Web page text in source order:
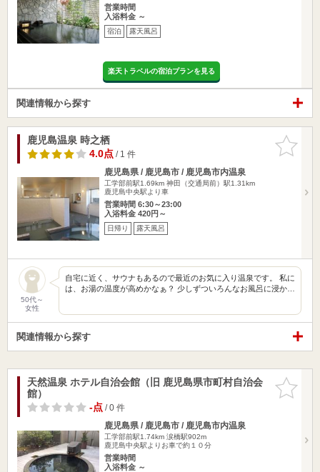
営業時間
入浴料金 ～
宿泊 露天風呂
楽天トラベルの宿泊プランを見る
関連情報から探す
お気に入
りに追加
鹿児島温泉 時之栖
4.0点/ 1 件
鹿児島県 / 鹿児島市 / 鹿児島市内温泉
工学部前駅1.69km 神田（交通局前）駅1.31km
鹿児島中央駅より車
営業時間 6:30～23:00
入浴料金 420円～
日帰り 露天風呂
50代～
女性
自宅に近く、サウナもあるので最近のお気に入り温泉です。 私に
は、お湯の温度が高めかなぁ？ 少しずついろんなお風呂に浸か…
関連情報から探す
お気に入
りに追加
天然温泉 ホテル自治会館（旧 鹿児島県市町村自治会
館）
-点/ 0 件
鹿児島県 / 鹿児島市 / 鹿児島市内温泉
工学部前駅1.74km 涙橋駅902m
鹿児島中央駅よりお車で約１０分
営業時間
入浴料金 ～